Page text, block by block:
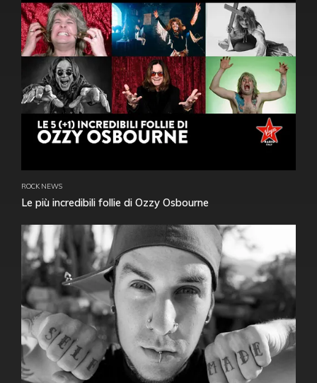
ROCK NEWS
Le più incredibili follie di Ozzy Osbourne